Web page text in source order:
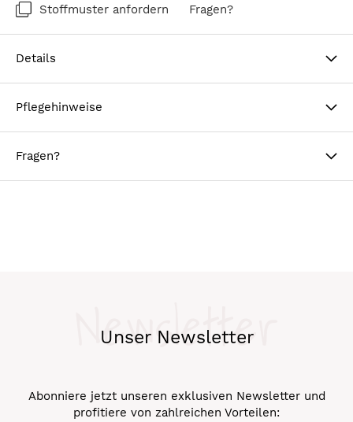
Stoffmuster anfordern Fragen?
Details
Pflegehinweise
Fragen?
Unser Newsletter
Newsletter
Abonniere jetzt unseren exklusiven Newsletter und
profitiere von zahlreichen Vorteilen: